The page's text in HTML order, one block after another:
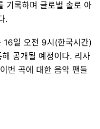
기록하며 글로벌 솔로 아
.
일 오전 9시(한국시간)
공개될 예정이다. 리사
번 곡에 대한 음악 팬들